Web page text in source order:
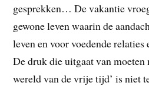
gesprekken… De vakantie
gewone leven waarin de
leven en voor voedende relaties
De druk die uitgaat van moeten
wereld van de vrije tijd’ is niet